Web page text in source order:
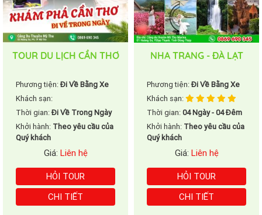
TOUR DU LỊCH CẦN THƠ
Phương tiện:Đi Về Bằng Xe
Khách sạn:
Thời gian:Đi Về Trong Ngày
Khởi hành: Theo yêu cầu của
Quý khách
Giá: Liên hệ
HỎI TOUR
CHI TIẾT
NHA TRANG - ĐÀ LẠT
Phương tiện:Đi Về Bằng Xe
Khách sạn:
Thời gian: 04 Ngày - 04 Đêm
Khởi hành: Theo yêu cầu của
Quý khách
Giá: Liên hệ
HỎI TOUR
CHI TIẾT